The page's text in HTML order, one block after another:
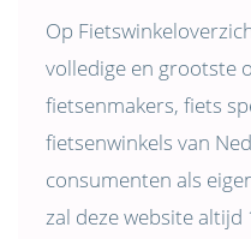
Op
volledige en grootste
fietsenmakers, fiets
fietsenwinkels van
consumenten als
zal deze website altijd